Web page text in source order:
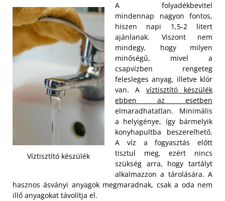
Víztisztító készülék
A folyadékbevitel
mindennap nagyon fontos,
hiszen napi 1,5-2 litert
ajánlanak. Viszont nem
mindegy, hogy milyen
minőségű, mivel a
csapvízben rengeteg
felesleges anyag, illetve klór
van. A víztisztító készülék
ebben az esetben
elmaradhatatlan. Minimális
a helyigénye, így bármelyik
konyhapultba beszerelhető.
A víz a fogyasztás előtt
tisztul meg, ezért nincs
szükség arra, hogy tartályt
alkalmazzon a tárolására. A
hasznos ásványi anyagok megmaradnak, csak a oda nem
illő anyagokat távolítja el.